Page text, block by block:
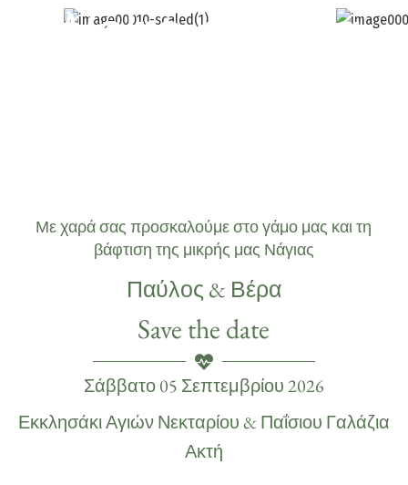
We're getting
Με χαρά σας προσκαλούμε στο γάμο μας και τη
βάφτιση της μικρής μας Νάγιας
Παύλος & Βέρα
Save the date
Σάββατο 05 Σεπτεμβρίου 2026
Εκκλησάκι Αγιών Νεκταρίου & Παΐσιου Γαλάζια
Ακτή